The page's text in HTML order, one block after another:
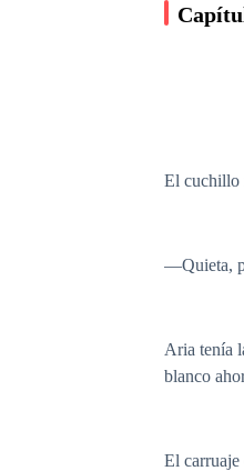
El cuchillo
—Quieta,
Aria tenía
blanco
El carruaje